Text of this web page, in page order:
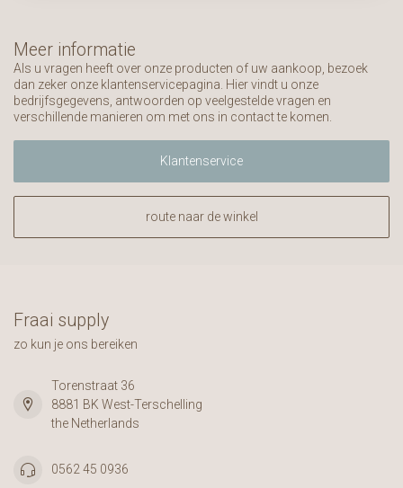
Meer informatie
Als u vragen heeft over onze producten of uw aankoop, bezoek
dan zeker onze klantenservicepagina. Hier vindt u onze
bedrijfsgegevens, antwoorden op veelgestelde vragen en
verschillende manieren om met ons in contact te komen.
Klantenservice
route naar de winkel
Fraai supply
zo kun je ons bereiken
Torenstraat 36
8881 BK West-Terschelling
the Netherlands
0562 45 0936